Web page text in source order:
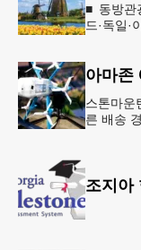
■ 동방관
드·독일·
아마존
스톤마운
른 배송
조지아